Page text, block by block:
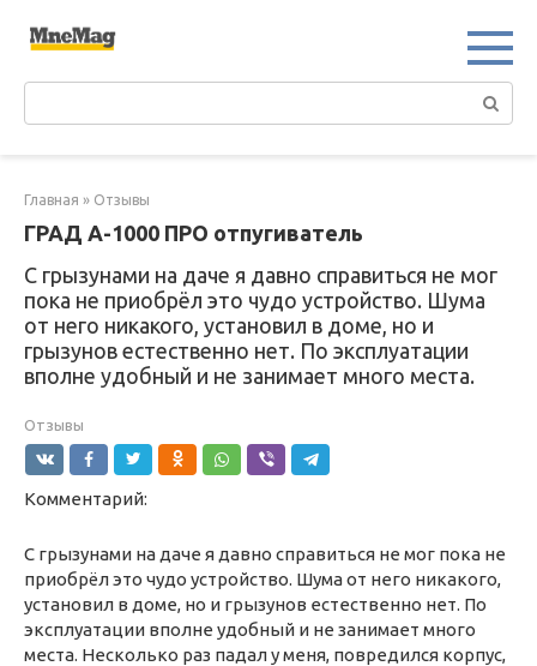
Главная » Отзывы
ГРАД А-1000 ПРО отпугиватель
С грызунами на даче я давно справиться не мог
пока не приобрёл это чудо устройство. Шума
от него никакого, установил в доме, но и
грызунов естественно нет. По эксплуатации
вполне удобный и не занимает много места.
Отзывы
Комментарий:
С грызунами на даче я давно справиться не мог пока не
приобрёл это чудо устройство. Шума от него никакого,
установил в доме, но и грызунов естественно нет. По
эксплуатации вполне удобный и не занимает много
места. Несколько раз падал у меня, повредился корпус,